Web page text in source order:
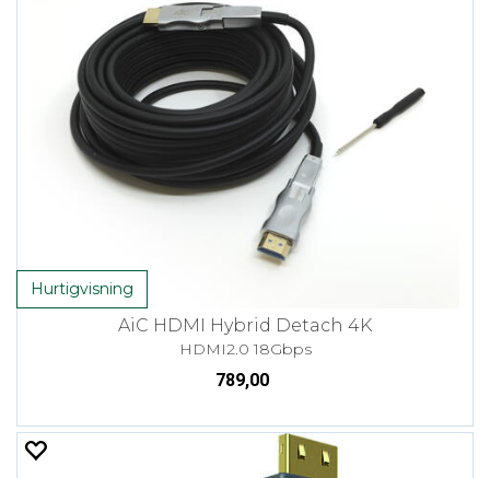
Hurtigvisning
AiC HDMI Hybrid Detach 4K
HDMI2.0 18Gbps
789,00